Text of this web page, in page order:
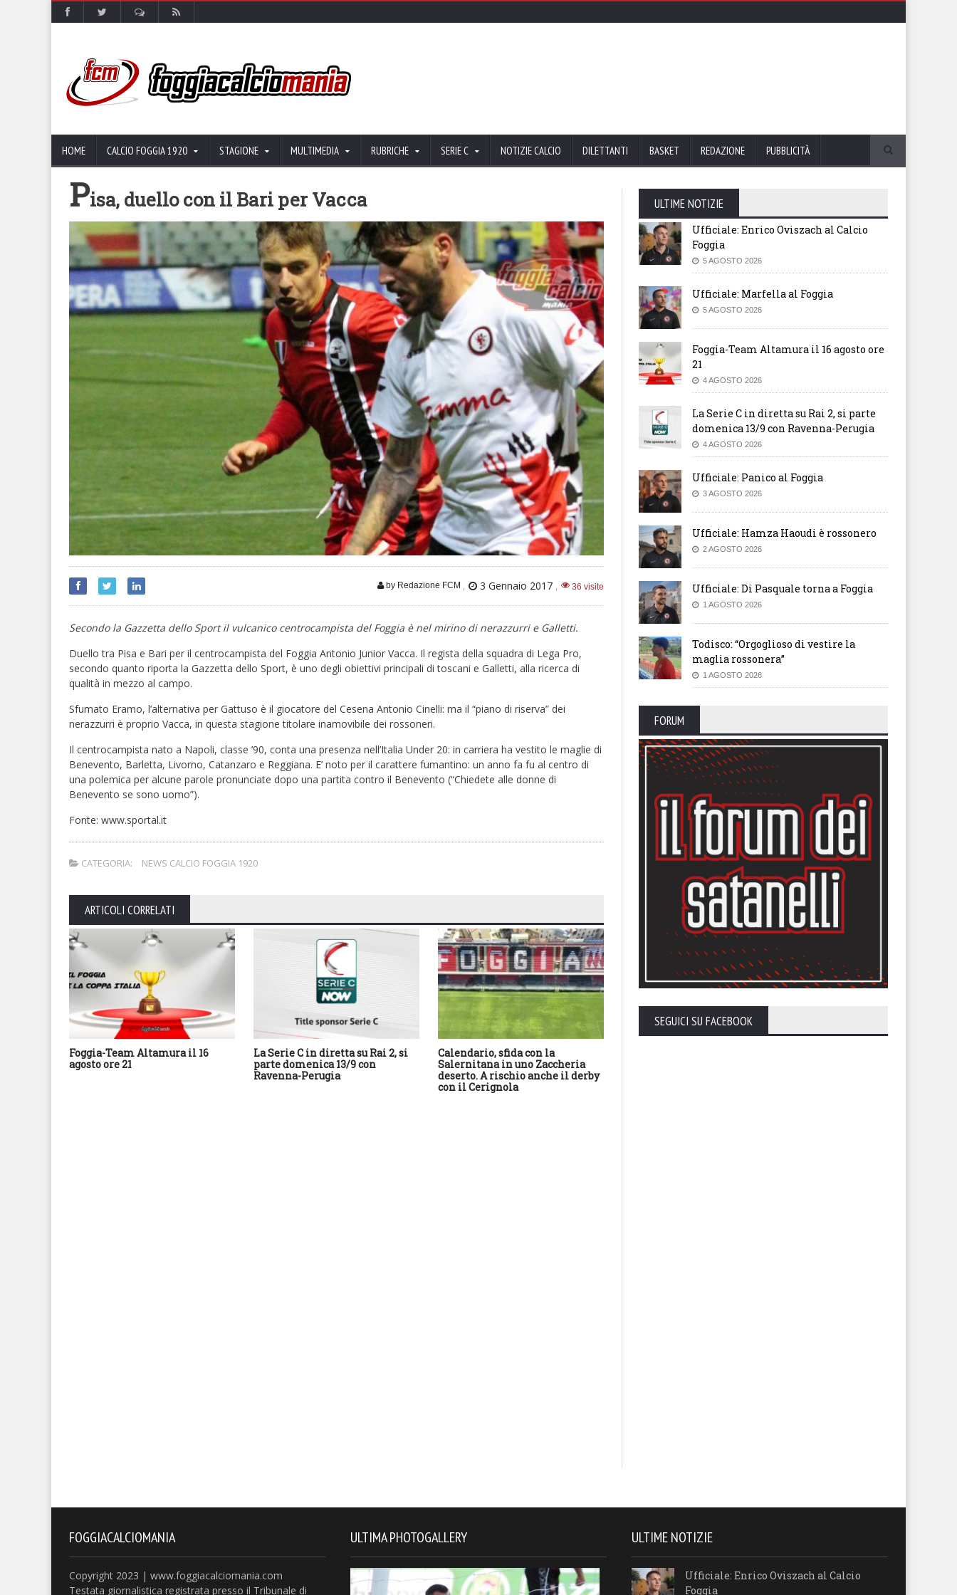
HOME CALCIO FOGGIA 1920 STAGIONE MULTIMEDIA RUBRICHE SERIE C NOTIZIE CALCIO DILETTANTI BASKET REDAZIONE PUBBLICITÀ
Pisa, duello con il Bari per Vacca
by Redazione FCM , 3 Gennaio 2017 , 36 visite
Secondo la Gazzetta dello Sport il vulcanico centrocampista del Foggia è nel mirino di nerazzurri e Galletti.
Duello tra Pisa e Bari per il centrocampista del Foggia Antonio Junior Vacca. Il regista della squadra di Lega Pro,
secondo quanto riporta la Gazzetta dello Sport, è uno degli obiettivi principali di toscani e Galletti, alla ricerca di
qualità in mezzo al campo.
Sfumato Eramo, l’alternativa per Gattuso è il giocatore del Cesena Antonio Cinelli: ma il “piano di riserva” dei
nerazzurri è proprio Vacca, in questa stagione titolare inamovibile dei rossoneri.
Il centrocampista nato a Napoli, classe ’90, conta una presenza nell’Italia Under 20: in carriera ha vestito le maglie di
Benevento, Barletta, Livorno, Catanzaro e Reggiana. E’ noto per il carattere fumantino: un anno fa fu al centro di
una polemica per alcune parole pronunciate dopo una partita contro il Benevento (“Chiedete alle donne di
Benevento se sono uomo”).
Fonte: www.sportal.it
CATEGORIA: NEWS CALCIO FOGGIA 1920
ARTICOLI CORRELATI
Foggia-Team Altamura il 16
agosto ore 21
La Serie C in diretta su Rai 2, si
parte domenica 13/9 con
Ravenna-Perugia
Calendario, sfida con la
Salernitana in uno Zaccheria
deserto. A rischio anche il derby
con il Cerignola
ULTIME NOTIZIE
Ufficiale: Enrico Oviszach al Calcio
Foggia
5 AGOSTO 2026
Ufficiale: Marfella al Foggia
5 AGOSTO 2026
Foggia-Team Altamura il 16 agosto ore
21
4 AGOSTO 2026
La Serie C in diretta su Rai 2, si parte
domenica 13/9 con Ravenna-Perugia
4 AGOSTO 2026
Ufficiale: Panico al Foggia
3 AGOSTO 2026
Ufficiale: Hamza Haoudi è rossonero
2 AGOSTO 2026
Ufficiale: Di Pasquale torna a Foggia
1 AGOSTO 2026
Todisco: “Orgoglioso di vestire la
maglia rossonera”
1 AGOSTO 2026
FORUM
SEGUICI SU FACEBOOK
FOGGIACALCIOMANIA
Copyright 2023 | www.foggiacalciomania.com
Testata giornalistica registrata presso il Tribunale di
ULTIMA PHOTOGALLERY ULTIME NOTIZIE
Ufficiale: Enrico Oviszach al Calcio
Foggia